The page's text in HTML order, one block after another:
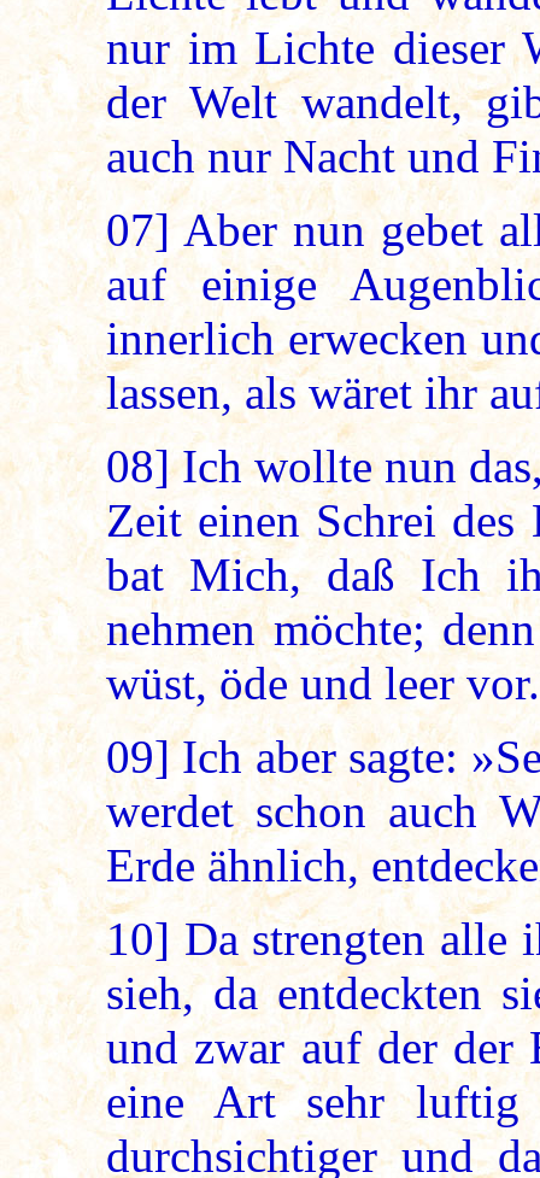
nur im Lichte dieser
der Welt wandelt,
auch nur Nacht und
07] Aber nun gebet
auf einige
innerlich erwecken
lassen, als wäret ihr
08]Ich wollte nun
Zeit einen Schrei des
bat Mich, daß Ich
nehmen möchte;
wüst, öde und leer vor.
09]Ich aber sagte:
werdet schon auch
Erde ähnlich,
10] Da strengten alle
sieh, da entdeckten
und zwar auf der der
eine Art sehr luftig
durchsichtiger und